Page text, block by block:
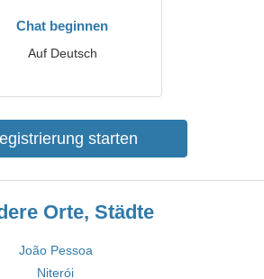
Chat beginnen
Auf Deutsch
starten
Orte, Städte
João Pessoa
Niterói